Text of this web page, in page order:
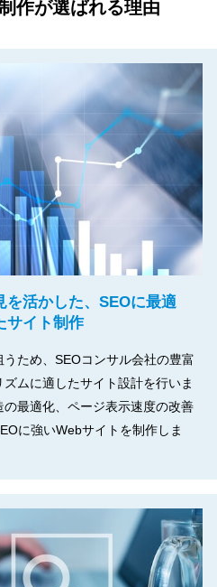
作が選ばれる理由
活かした、SEOに最適
サイト制作
ため、SEOコンサル会社の豊富
ムに適したサイト設計を行いま
最適化、ページ表示速度の改善
に強いWebサイトを制作しま